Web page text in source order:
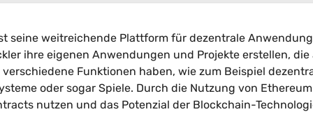
seine weitreichende Plattform für dezentrale
ihre eigenen Anwendungen und Projekte erstellen, die
Funktionen haben, wie zum Beispiel
oder sogar Spiele. Durch die Nutzung von
nutzen und das Potenzial der Blockchain-